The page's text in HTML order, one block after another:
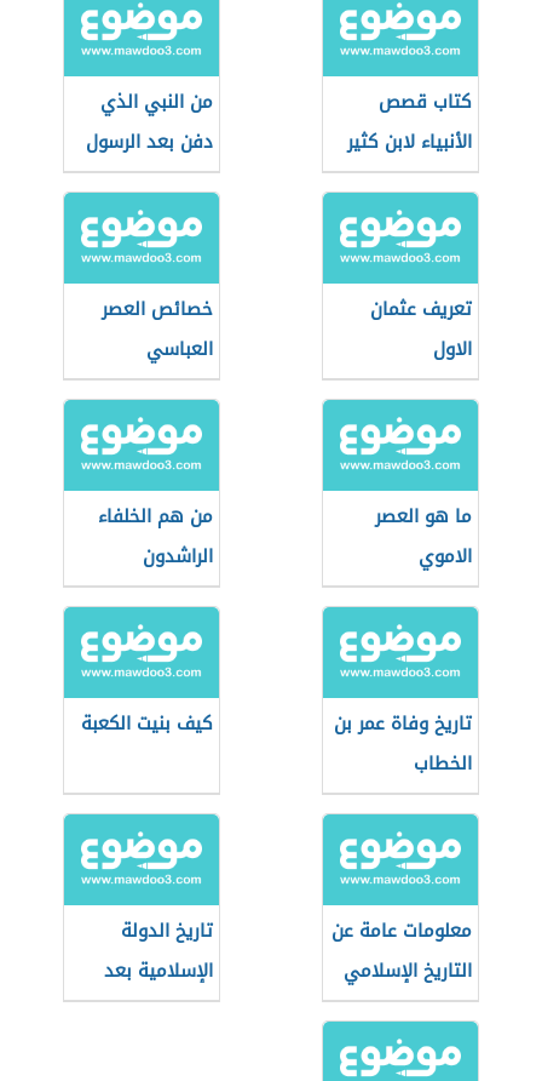
كتاب قصص
الأنبياء لابن كثير
من النبي الذي
دفن بعد الرسول
تعريف عثمان
الاول
خصائص العصر
العباسي
ما هو العصر
الاموي
من هم الخلفاء
الراشدون
تاريخ وفاة عمر بن
الخطاب
كيف بنيت الكعبة
معلومات عامة عن
التاريخ الإسلامي
تاريخ الدولة
الإسلامية بعد
الخلفاء الراشدين